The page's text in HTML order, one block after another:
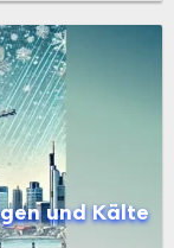
Birkenwerder
Brieselang
Dahme
Drebkauund Kälte